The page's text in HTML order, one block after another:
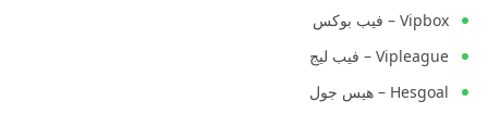
Vipbox – فيب بوكس
Vipleague – فيب ليج
Hesgoal – هيس جول